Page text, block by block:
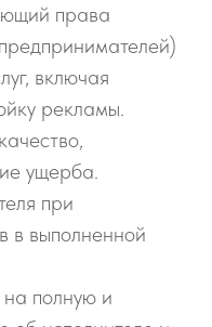
права
включая
рекламы.
ущерба.
при
в выполненной
полную и